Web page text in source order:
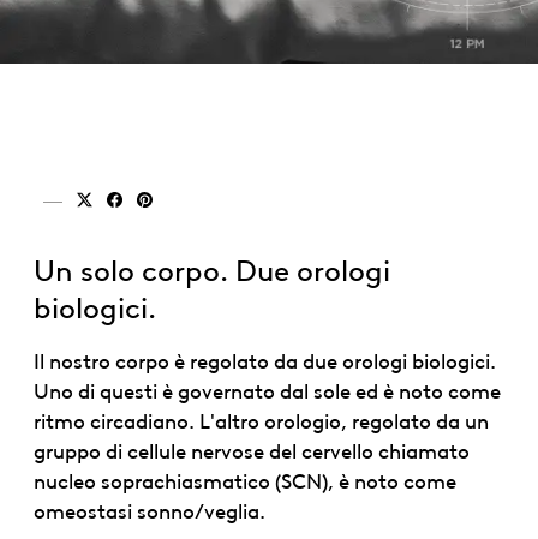
Condividi su x (twitter)
Condividi su facebook
Condividi su pinterest
Un solo corpo. Due orologi
biologici.
Il nostro corpo è regolato da due orologi biologici.
Uno di questi è governato dal sole ed è noto come
ritmo circadiano. L'altro orologio, regolato da un
gruppo di cellule nervose del cervello chiamato
nucleo soprachiasmatico (SCN), è noto come
omeostasi sonno/veglia.